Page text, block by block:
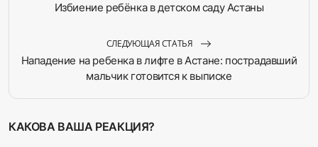
Избиение ребёнка в детском саду Астаны
СЛЕДУЮЩАЯ СТАТЬЯ
Нападение на ребенка в лифте в Астане: пострадавший
мальчик готовится к выписке
КАКОВА ВАША РЕАКЦИЯ?